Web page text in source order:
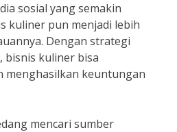
sosial yang semakin
kuliner pun menjadi lebih
Dengan strategi
bisnis kuliner bisa
menghasilkan keuntungan
mencari sumber